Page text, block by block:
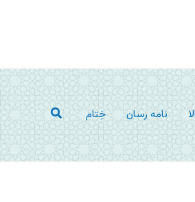
نامه رسان خِتام جستجو